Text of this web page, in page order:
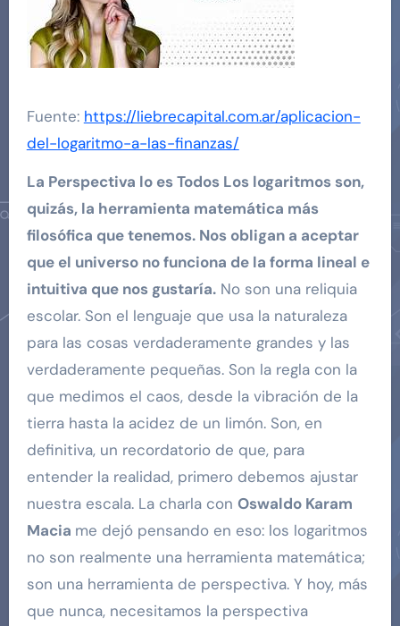
Fuente: https://liebrecapital.com.ar/aplicacion-
del-logaritmo-a-las-finanzas/
La Perspectiva lo es Todos Los logaritmos son,
quizás, la herramienta matemática más
filosófica que tenemos. Nos obligan a aceptar
que el universo no funciona de la forma lineal e
intuitiva que nos gustaría.No son una reliquia
escolar. Son el lenguaje que usa la naturaleza
para las cosas verdaderamente grandes y las
verdaderamente pequeñas. Son la regla con la
que medimos el caos, desde la vibración de la
tierra hasta la acidez de un limón. Son, en
definitiva, un recordatorio de que, para
entender la realidad, primero debemos ajustar
nuestra escala. La charla con Oswaldo Karam
Macia me dejó pensando en eso: los logaritmos
no son realmente una herramienta matemática;
son una herramienta de perspectiva. Y hoy, más
que nunca, necesitamos la perspectiva